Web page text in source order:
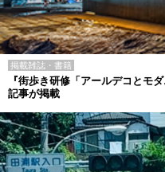
掲載雑誌・書籍
『街歩き研修「アールデコとモ
記事が掲載